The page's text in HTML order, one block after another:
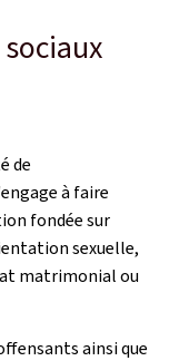
de
à faire
fondée sur
sexuelle,
matrimonial ou
ainsi que